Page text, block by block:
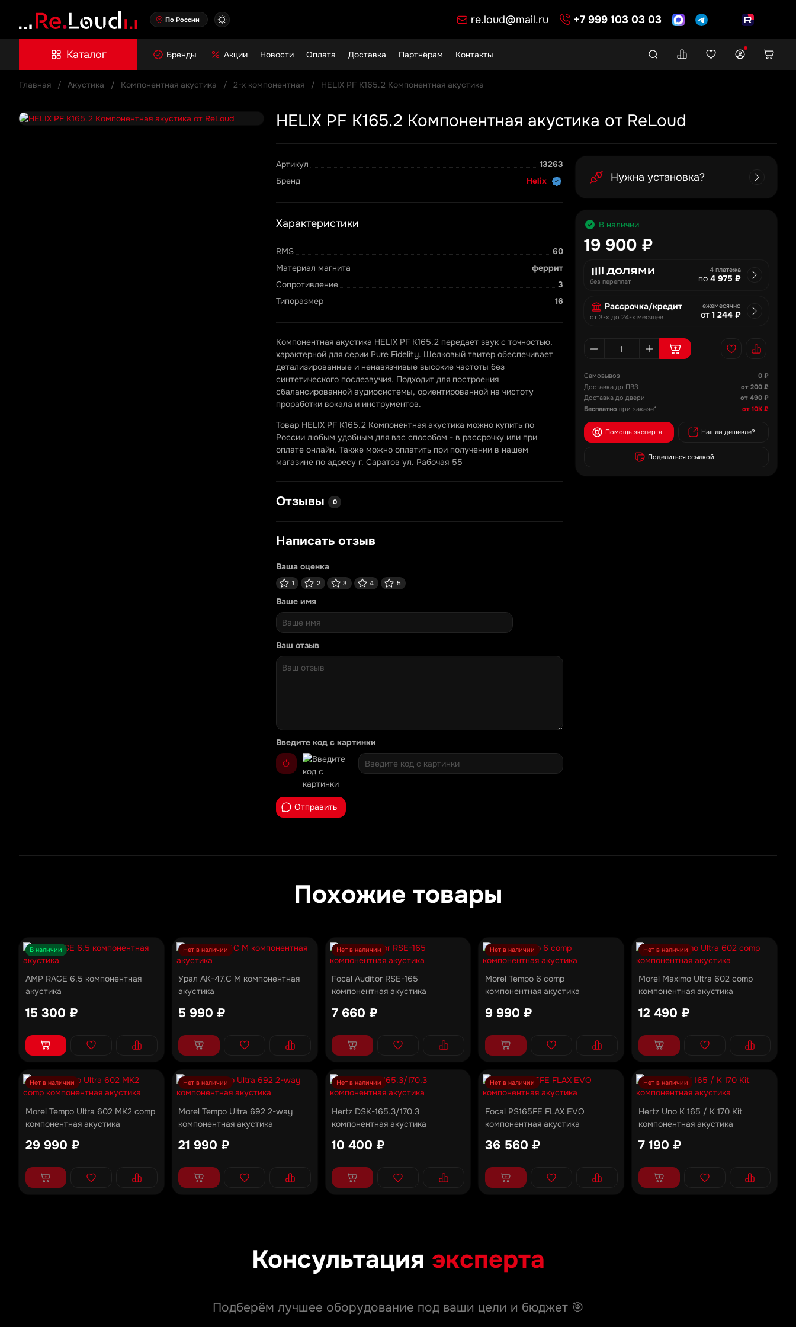
По России re.loud@mail.ru +7 999 103 03 03
Каталог Бренды Акции Новости Оплата Доставка Партнёрам Контакты
Главная Акустика Компонентная акустика 2-х компонентная HELIX PF K165.2 Компонентная акустика
HELIX PF K165.2 Компонентная акустика от ReLoud
Артикул
13263
Бренд
Helix
Характеристики
RMS
60
Материал магнита
феррит
Сопротивление
3
Типоразмер
16
Компонентная акустика HELIX PF K165.2 передает звук с точностью,
характерной для серии Pure Fidelity. Шелковый твитер обеспечивает
детализированные и ненавязчивые высокие частоты без
синтетического послезвучия. Подходит для построения
сбалансированной аудиосистемы, ориентированной на чистоту
проработки вокала и инструментов.
Товар HELIX PF K165.2 Компонентная акустика можно купить по
России любым удобным для вас способом - в рассрочку или при
оплате онлайн. Также можно оплатить при получении в нашем
магазине по адресу г. Саратов ул. Рабочая 55
Отзывы 0
Написать отзыв
Ваша оценка
1 2 3 4 5
Ваше имя
Ваш отзыв
Введите код с картинки
Отправить
Нужна установка?
В наличии
19 900 ₽
без переплат
4 платежа
по 4 975 ₽
Рассрочка/кредит
от 3-х до 24-х месяцев
ежемесячно
от 1 244 ₽
Самовывоз
0 ₽
Доставка до ПВЗ
от 200 ₽
Доставка до двери
от 490 ₽
Бесплатно при заказе* от 10К ₽
Помощь эксперта Нашли дешевле?
Поделиться ссылкой
Похожие товары
В наличии
AMP RAGE 6.5 компонентная
акустика
15 300 ₽
Нет в наличии
Урал АК-47.С М компонентная
акустика
5 990 ₽
Нет в наличии
Focal Auditor RSE-165
компонентная акустика
7 660 ₽
Нет в наличии
Morel Tempo 6 comp
компонентная акустика
9 990 ₽
Нет в наличии
Morel Maximo Ultra 602 comp
компонентная акустика
12 490 ₽
Нет в наличии
Morel Tempo Ultra 602 MK2 comp
компонентная акустика
29 990 ₽
Нет в наличии
Morel Tempo Ultra 692 2-way
компонентная акустика
21 990 ₽
Нет в наличии
Hertz DSK-165.3/170.3
компонентная акустика
10 400 ₽
Нет в наличии
Focal PS165FE FLAX EVO
компонентная акустика
36 560 ₽
Нет в наличии
Hertz Uno K 165 / K 170 Kit
компонентная акустика
7 190 ₽
Консультация эксперта
Подберём лучшее оборудование под ваши цели и бюджет 🎯